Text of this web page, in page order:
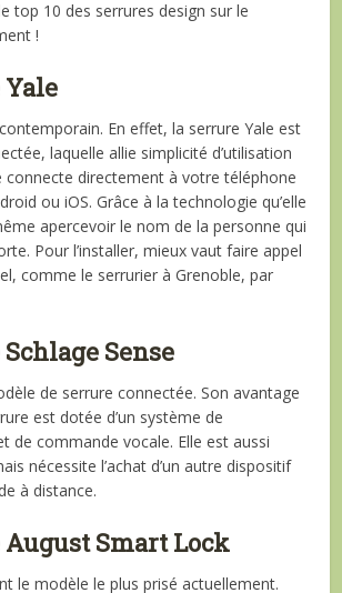
top 10 des serrures design sur le
!
En effet, la serrure Yale est
laquelle allie simplicité d’utilisation
connecte directement à votre téléphone
ou iOS. Grâce à la technologie qu’elle
apercevoir le nom de la personne qui
Pour l’installer, mieux vaut faire appel
comme le serrurier à Grenoble, par
Sense
de serrure connectée. Son avantage
est dotée d’un système de
de commande vocale. Elle est aussi
nécessite l’achat d’un autre dispositif
à distance.
Smart Lock
le modèle le plus prisé actuellement.